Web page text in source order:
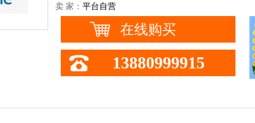
卖 家： 平台自营
在线购买
13880999915